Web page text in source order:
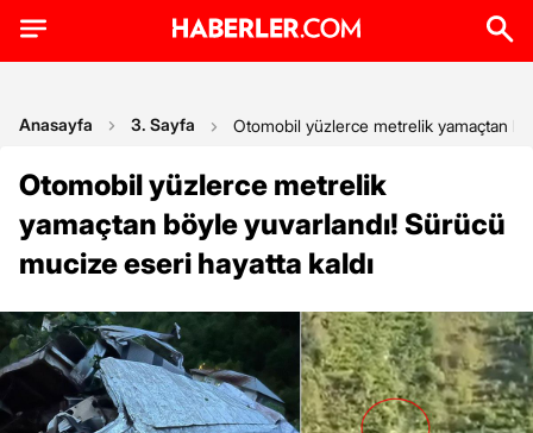
Anasayfa 3. Sayfa Otomobil yüzlerce metrelik yamaçtan
Otomobil yüzlerce metrelik
yamaçtan böyle yuvarlandı! Sürücü
mucize eseri hayatta kaldı